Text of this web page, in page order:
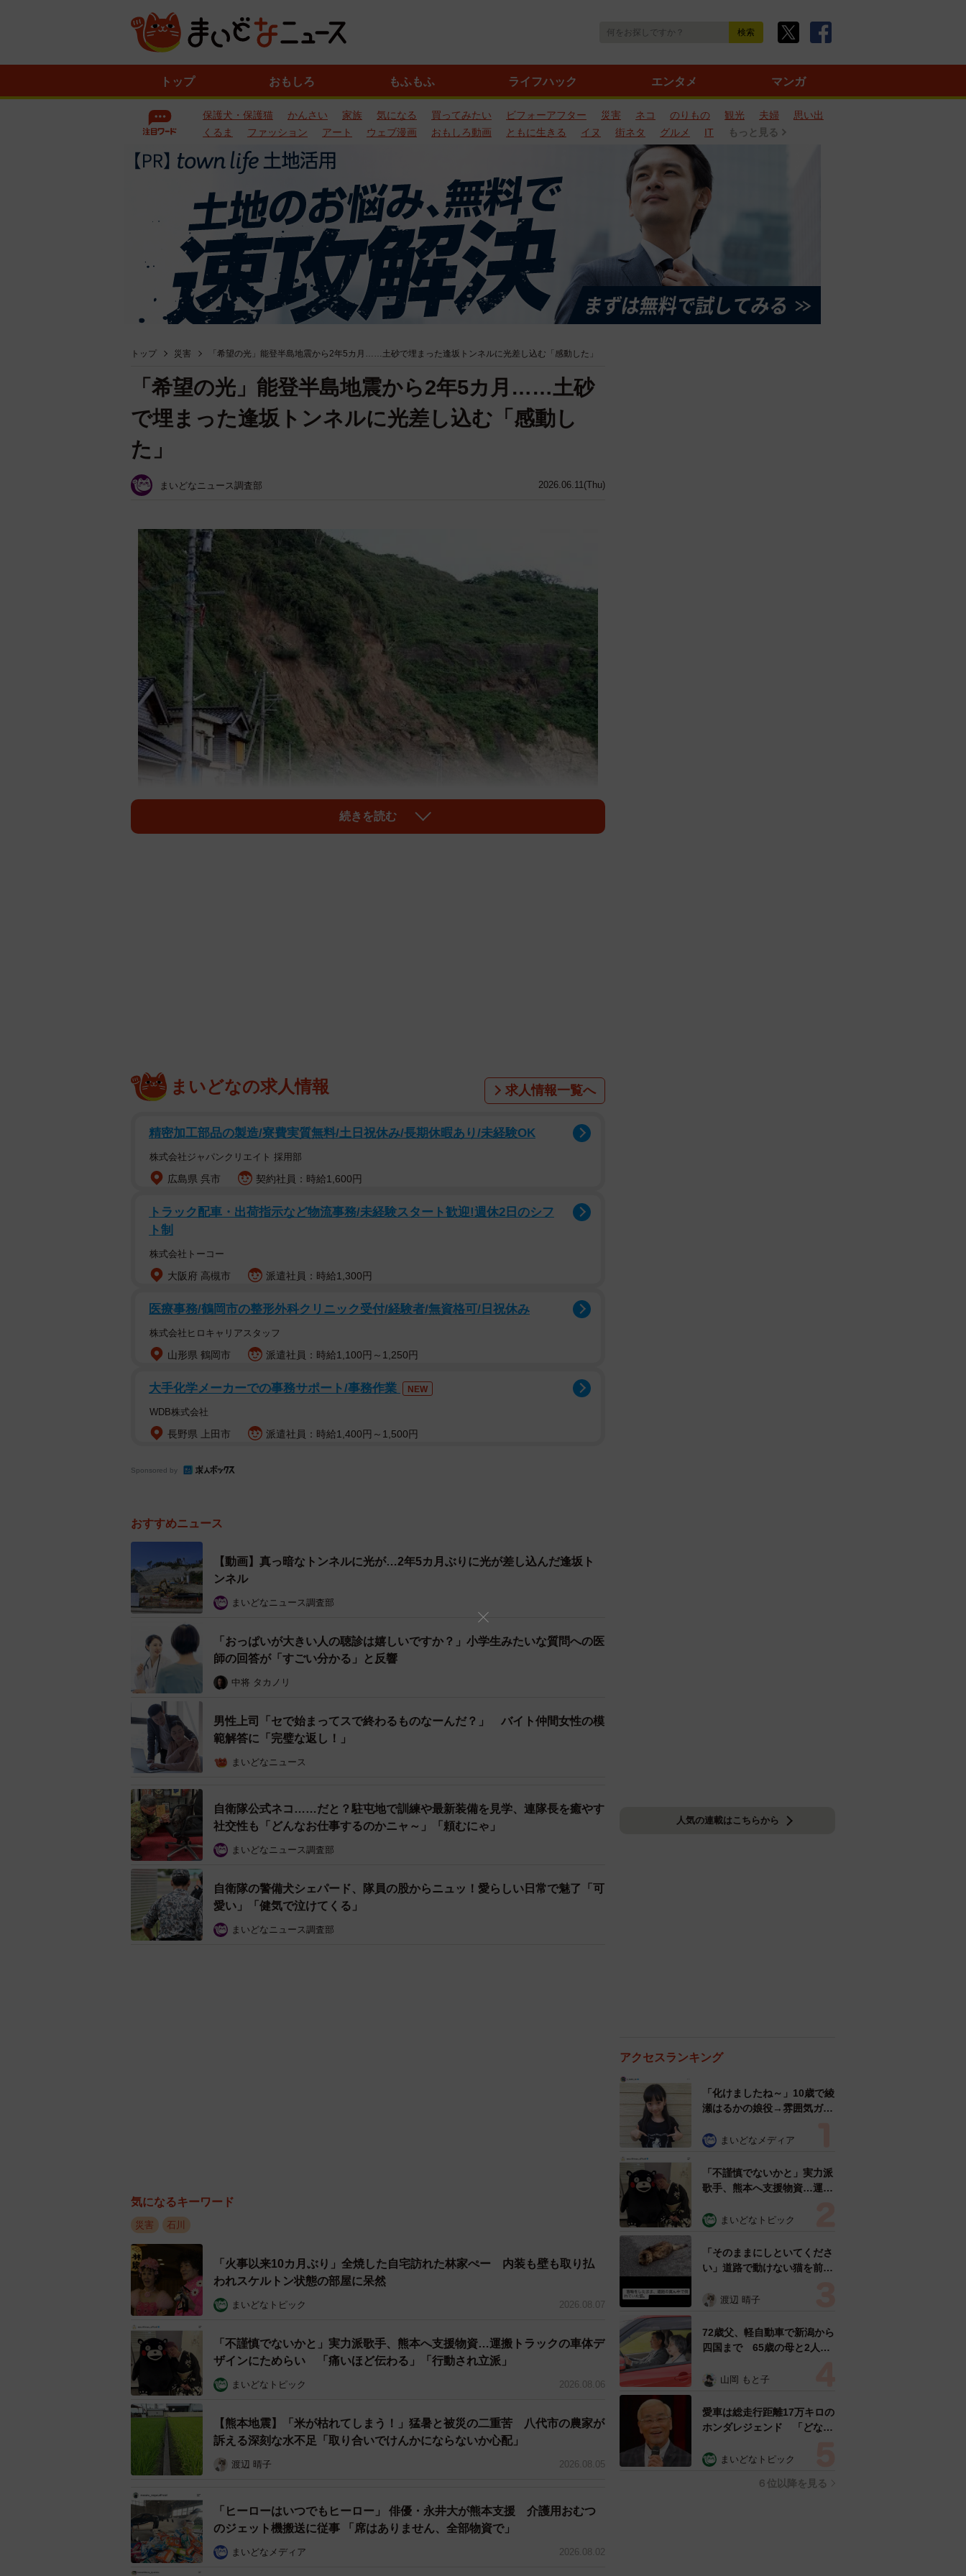
トップ おもしろ もふもふ ライフハック エンタメ マンガ
保護犬・保護猫 かんさい 家族 気になる 買ってみたい ビフォーアフター 災害 ネコ のりもの 観光 夫婦
思い出
くるま
ファッション アート ウェブ漫画 おもしろ動画 ともに生きる イヌ 街ネタ グルメ IT もっと見る
トップ 災害 「希望の光」能登半島地震から2年5カ月……土砂で埋まった逢坂トンネルに光差し込む「感動した」
2026.06.11(Thu)
「希望の光」能登半島地震から2年5カ月……土砂
で埋まった逢坂トンネルに光差し込む「感動し
た」
まいどなニュース調査部
復旧工事が進む逢坂トンネル／国土交通省 能登復興事務所 公式Xより
石川県輪島市と珠洲市を走る国道249号。地震による甚大な被害を受け、復旧に向けて約
53kmの区間工事が始まりました。復旧工事は5ヶ所の工区に分かれており、今回の逢坂トン
ネル工区もその1つです。
地震発生時の土砂崩落により、逢坂トンネルは埋没し長らく通行止めとなっていました。
般車両の通行も可能となりました。しかし、沿岸部の迂回路であるため、地震発生時や波
的に同工区においては、新たなトンネルを内陸に掘る別線復旧を目指しています。本格的な
別線が完成するまでの間、悪天候に強い仮ルートとして既存トンネルを活用するべく、今回
の土砂撤去や補修といった応急復旧工事が進められています。
同事務所の公式Xによると、これまでに撤去した土砂は25mプール約530杯分に相当する約
16万立方メートルとなり、地道な工事が続けられています。5ヶ所の工区すべてにおける全
線復旧は2029年春の予定です。
工事関係者への感謝の声
▽出典：国土交通省 能登復興事務所公式X／【#国道249号 逢坂トンネル】
https://x.com/mlit_notofukkou/status/2053768541443383460
続きを読む
まいどなの求人情報 求人情報一覧へ
精密加工部品の製造/寮費実質無料/土日祝休み/長期休暇あり/未経験OK
株式会社ジャパンクリエイト 採用部
広島県 呉市 契約社員：時給1,600円
トラック配車・出荷指示など物流事務/未経験スタート歓迎!週休2日のシフ
ト制
株式会社トーコー
大阪府 高槻市 派遣社員：時給1,300円
医療事務/鶴岡市の整形外科クリニック受付/経験者/無資格可/日祝休み
株式会社ヒロキャリアスタッフ
山形県 鶴岡市 派遣社員：時給1,100円～1,250円
大手化学メーカーでの事務サポート/事務作業 NEW
WDB株式会社
長野県 上田市 派遣社員：時給1,400円～1,500円
Sponsored by
おすすめニュース
【動画】真っ暗なトンネルに光が…2年5カ月ぶりに光が差し込んだ逢坂ト
ンネル
まいどなニュース調査部
「おっぱいが大きい人の聴診は嬉しいですか？」小学生みたいな質問への医
師の回答が「すごい分かる」と反響
中将 タカノリ
男性上司「セで始まってスで終わるものなーんだ？」 バイト仲間女性の模
範解答に「完璧な返し！」
まいどなニュース
自衛隊公式ネコ……だと？駐屯地で訓練や最新装備を見学、連隊長を癒やす
社交性も「どんなお仕事するのかニャ～」「頼むにゃ」
まいどなニュース調査部
自衛隊の警備犬シェパード、隊員の股からニュッ！愛らしい日常で魅了「可
愛い」「健気で泣けてくる」
まいどなニュース調査部
気になるキーワード
災害 石川
「火事以来10カ月ぶり」全焼した自宅訪れた林家ぺー 内装も壁も取り払
われスケルトン状態の部屋に呆然
まいどなトピック 2026.08.07
「不謹慎でないかと」実力派歌手、熊本へ支援物資…運搬トラックの車体デ
ザインにためらい 「痛いほど伝わる」「行動され立派」
まいどなトピック 2026.08.06
【熊本地震】「米が枯れてしまう！」猛暑と被災の二重苦 八代市の農家が
訴える深刻な水不足「取り合いでけんかにならないか心配」
渡辺 晴子 2026.08.05
「ヒーローはいつでもヒーロー」 俳優・永井大が熊本支援 介護用おむつ
のジェット機搬送に従事 「席はありません、全部物資で」
まいどなメディア 2026.08.02
人気の連載はこちらから
アクセスランキング
「化けましたね～」10歳で綾
瀬はるかの娘役→雰囲気ガラ
雰囲気が」「宝塚に入れそ
まいどなメディア
「不謹慎でないかと」実力派
歌手、熊本へ支援物資…運搬
めらい 「痛いほど伝わる」
まいどなトピック
「そのままにしといてくださ
い」道路で動けない猫を前に
ようとした4日間 「命の重
表の訴え
渡辺 晴子
72歳父、軽自動車で新潟から
四国まで 65歳の母と2人で
憩まで分刻み… 「大学生で
山岡 もと子
愛車は総走行距離17万キロの
ホンダレジェンド 「どなた
所漫才師が譲渡の意向
まいどなトピック
６位以降を見る